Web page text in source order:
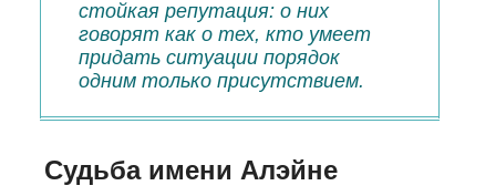
стойкая репутация: о них
говорят как о тех, кто умеет
придать ситуации порядок
одним только присутствием.
Судьба имени Алэйне